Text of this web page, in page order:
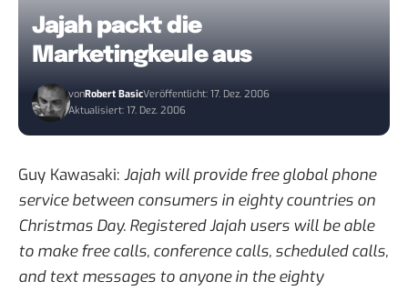
Jajah packt die
Marketingkeule aus
vonRobert BasicVeröffentlicht: 17. Dez. 2006
Aktualisiert: 17. Dez. 2006
Guy Kawasaki: Jajah will provide free global phone
service between consumers in eighty countries on
Christmas Day. Registered Jajah users will be able
to make free calls, conference calls, scheduled calls,
and text messages to anyone in the eighty